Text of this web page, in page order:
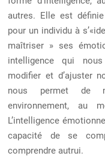
autres. Elle est
pour un individu à
maîtriser » ses
intelligence qui
modifier et d’ajuster
nous permet de
environnement, au
L’intelligence
capacité de se
comprendre autrui.